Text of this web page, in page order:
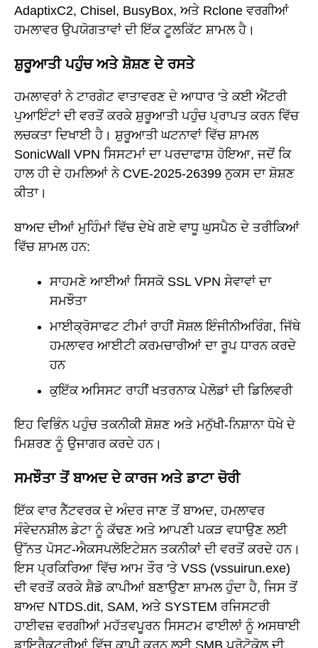
AdaptixC2, Chisel, BusyBox, ਅਤੇ Rclone ਵਰਗੀਆਂ
ਹਮਲਾਵਰ ਉਪਯੋਗਤਾਵਾਂ ਦੀ ਇੱਕ ਟੂਲਕਿੱਟ ਸ਼ਾਮਲ ਹੈ।
ਸ਼ੁਰੂਆਤੀ ਪਹੁੰਚ ਅਤੇ ਸ਼ੋਸ਼ਣ ਦੇ ਰਸਤੇ
ਹਮਲਾਵਰਾਂ ਨੇ ਟਾਰਗੇਟ ਵਾਤਾਵਰਣ ਦੇ ਆਧਾਰ 'ਤੇ ਕਈ ਐਂਟਰੀ
ਪੁਆਇੰਟਾਂ ਦੀ ਵਰਤੋਂ ਕਰਕੇ ਸ਼ੁਰੂਆਤੀ ਪਹੁੰਚ ਪ੍ਰਾਪਤ ਕਰਨ ਵਿੱਚ
ਲਚਕਤਾ ਦਿਖਾਈ ਹੈ। ਸ਼ੁਰੂਆਤੀ ਘਟਨਾਵਾਂ ਵਿੱਚ ਸ਼ਾਮਲ
SonicWall VPN ਸਿਸਟਮਾਂ ਦਾ ਪਰਦਾਫਾਸ਼ ਹੋਇਆ, ਜਦੋਂ ਕਿ
ਹਾਲ ਹੀ ਦੇ ਹਮਲਿਆਂ ਨੇ CVE-2025-26399 ਨੁਕਸ ਦਾ ਸ਼ੋਸ਼ਣ
ਕੀਤਾ।
ਬਾਅਦ ਦੀਆਂ ਮੁਹਿੰਮਾਂ ਵਿੱਚ ਦੇਖੇ ਗਏ ਵਾਧੂ ਘੁਸਪੈਠ ਦੇ ਤਰੀਕਿਆਂ
ਵਿੱਚ ਸ਼ਾਮਲ ਹਨ:
ਸਾਹਮਣੇ ਆਈਆਂ ਸਿਸਕੋ SSL VPN ਸੇਵਾਵਾਂ ਦਾ
ਸਮਝੌਤਾ
ਮਾਈਕ੍ਰੋਸਾਫਟ ਟੀਮਾਂ ਰਾਹੀਂ ਸੋਸ਼ਲ ਇੰਜੀਨੀਅਰਿੰਗ, ਜਿੱਥੇ
ਹਮਲਾਵਰ ਆਈਟੀ ਕਰਮਚਾਰੀਆਂ ਦਾ ਰੂਪ ਧਾਰਨ ਕਰਦੇ
ਹਨ
ਕੁਇੱਕ ਅਸਿਸਟ ਰਾਹੀਂ ਖਤਰਨਾਕ ਪੇਲੋਡਾਂ ਦੀ ਡਿਲਿਵਰੀ
ਇਹ ਵਿਭਿੰਨ ਪਹੁੰਚ ਤਕਨੀਕੀ ਸ਼ੋਸ਼ਣ ਅਤੇ ਮਨੁੱਖੀ-ਨਿਸ਼ਾਨਾ ਧੋਖੇ ਦੇ
ਮਿਸ਼ਰਣ ਨੂੰ ਉਜਾਗਰ ਕਰਦੇ ਹਨ।
ਸਮਝੌਤਾ ਤੋਂ ਬਾਅਦ ਦੇ ਕਾਰਜ ਅਤੇ ਡਾਟਾ ਚੋਰੀ
ਇੱਕ ਵਾਰ ਨੈੱਟਵਰਕ ਦੇ ਅੰਦਰ ਜਾਣ ਤੋਂ ਬਾਅਦ, ਹਮਲਾਵਰ
ਸੰਵੇਦਨਸ਼ੀਲ ਡੇਟਾ ਨੂੰ ਕੱਢਣ ਅਤੇ ਆਪਣੀ ਪਕੜ ਵਧਾਉਣ ਲਈ
ਉੱਨਤ ਪੋਸਟ-ਐਕਸਪਲੋਇਟੇਸ਼ਨ ਤਕਨੀਕਾਂ ਦੀ ਵਰਤੋਂ ਕਰਦੇ ਹਨ।
ਇਸ ਪ੍ਰਕਿਰਿਆ ਵਿੱਚ ਆਮ ਤੌਰ 'ਤੇ VSS (vssuirun.exe)
ਦੀ ਵਰਤੋਂ ਕਰਕੇ ਸ਼ੈਡੋ ਕਾਪੀਆਂ ਬਣਾਉਣਾ ਸ਼ਾਮਲ ਹੁੰਦਾ ਹੈ, ਜਿਸ ਤੋਂ
ਬਾਅਦ NTDS.dit, SAM, ਅਤੇ SYSTEM ਰਜਿਸਟਰੀ
ਹਾਈਵਜ਼ ਵਰਗੀਆਂ ਮਹੱਤਵਪੂਰਨ ਸਿਸਟਮ ਫਾਈਲਾਂ ਨੂੰ ਅਸਥਾਈ